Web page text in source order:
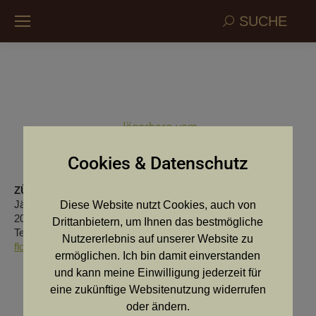
Search:SUCHE
Jägerberg vom
ZÜCHTER:
Jägerberg 17
2020 Raschala
Telefon: 0676/423 33 67
florian.steinw@aon.at
Cookies & Datenschutz
Diese Website nutzt Cookies, auch von
Drittanbietern, um Ihnen das bestmögliche
Nutzererlebnis auf unserer Website zu
ermöglichen. Ich bin damit einverstanden
und kann meine Einwilligung jederzeit für
eine zukünftige Websitenutzung widerrufen
oder ändern.